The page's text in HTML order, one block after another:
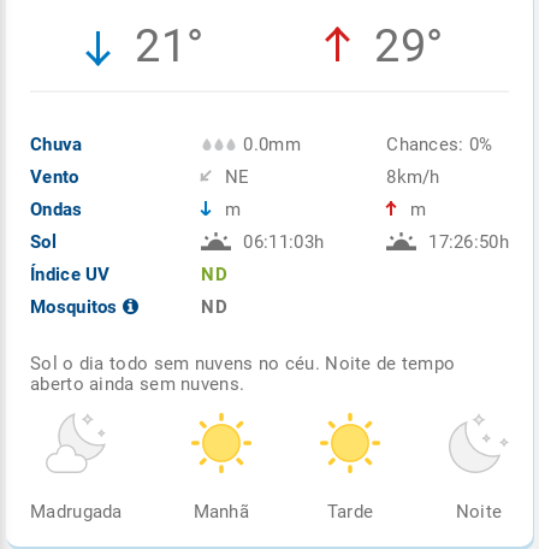
21° 29°
Chuva
Vento
Ondas
Sol
Índice UV
Mosquitos
0.0mm
NE
m
06:11:03h
ND
ND
Chances: 0%
8km/h
m
17:26:50h
Sol o dia todo sem nuvens no céu. Noite de tempo
aberto ainda sem nuvens.
Madrugada Manhã Tarde Noite